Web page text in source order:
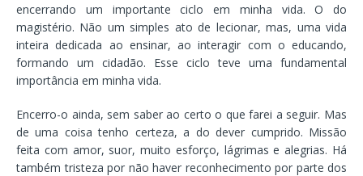
encerrando um importante ciclo em minha vida. O do
magistério. Não um simples ato de lecionar, mas, uma vida
inteira dedicada ao ensinar, ao interagir com o educando,
formando um cidadão. Esse ciclo teve uma fundamental
importância em minha vida.
Encerro-o ainda, sem saber ao certo o que farei a seguir. Mas
de uma coisa tenho certeza, a do dever cumprido. Missão
feita com amor, suor, muito esforço, lágrimas e alegrias. Há
também tristeza por não haver reconhecimento por parte dos